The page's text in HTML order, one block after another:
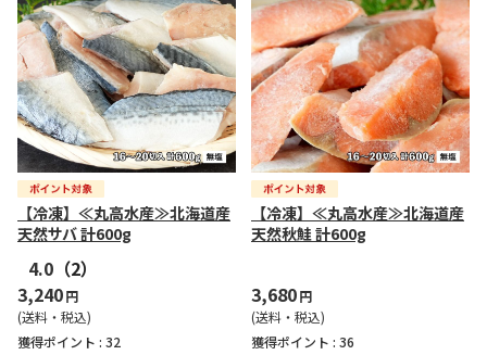
【冷凍】≪丸高水産≫北海道産
天然サバ 計600g
4.0 （2）
3,240円
(送料・税込)
獲得ポイント : 32
【冷凍】≪丸高水産≫北海道産
天然秋鮭 計600g
3,680円
(送料・税込)
獲得ポイント : 36